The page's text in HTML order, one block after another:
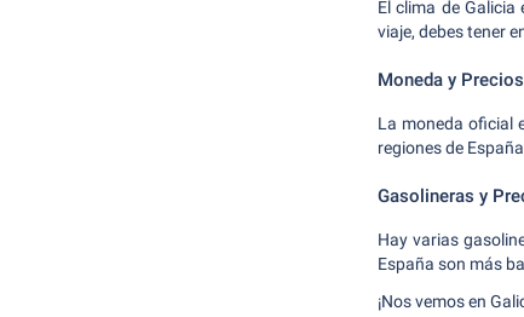
El clima de
viaje, debes tener
Moneda y Precios
La moneda oficial
regiones de
Gasolineras y
Hay varias
España son más
¡Nos vemos en